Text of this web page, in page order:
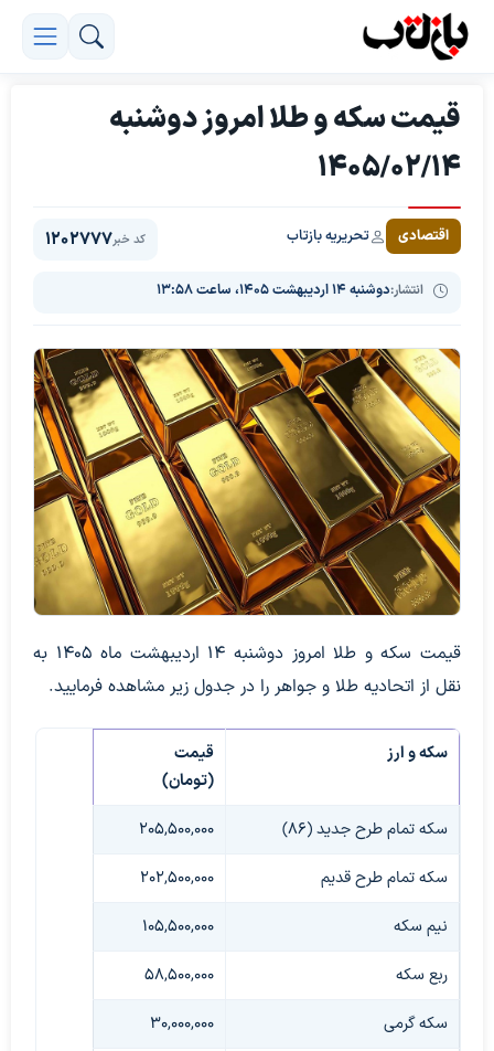
قیمت سکه و طلا امروز دوشنبه
1405/02/14
اقتصادی تحریریه بازتاب
انتشار:دوشنبه ۱۴ اردیبهشت ۱۴۰۵، ساعت ۱۳:۵۸
کد خبر1202777
قیمت سکه و طلا امروز دوشنبه 14 اردیبهشت ماه 1405 به
نقل از اتحادیه طلا و جواهر را در جدول زیر مشاهده فرمایید.
سکه و ارز
قیمت
(تومان)
سکه تمام طرح جدید (86) 205,500,000
سکه تمام طرح قدیم 202,500,000
نیم سکه 105,500,000
ربع سکه 58,500,000
سکه گرمی 30,000,000